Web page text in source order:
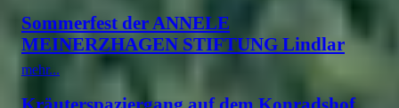
Sommerfest der ANNELE
MEINERZHAGEN STIFTUNG Lindlar
mehr...
Kräuterspaziergang auf dem Konradshof